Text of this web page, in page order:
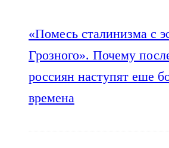
«Помесь сталинизма с
Грозного». Почему
россиян наступят еше
времена